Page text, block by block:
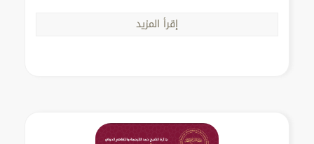
إقرأ المزيد